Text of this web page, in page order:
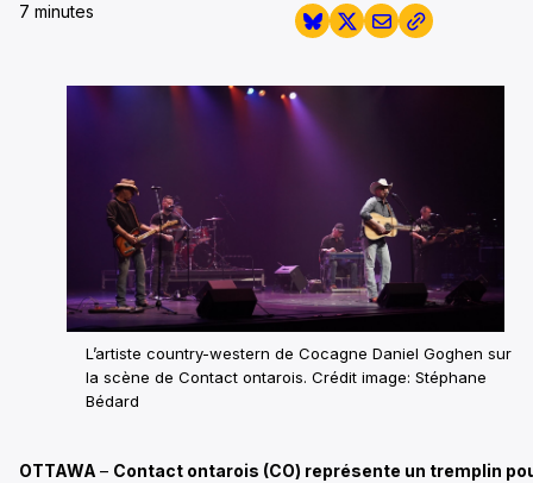
7 minutes
L’artiste country-western de Cocagne Daniel Goghen sur
la scène de Contact ontarois. Crédit image: Stéphane
Bédard
OTTAWA – Contact ontarois (CO) représente un tremplin